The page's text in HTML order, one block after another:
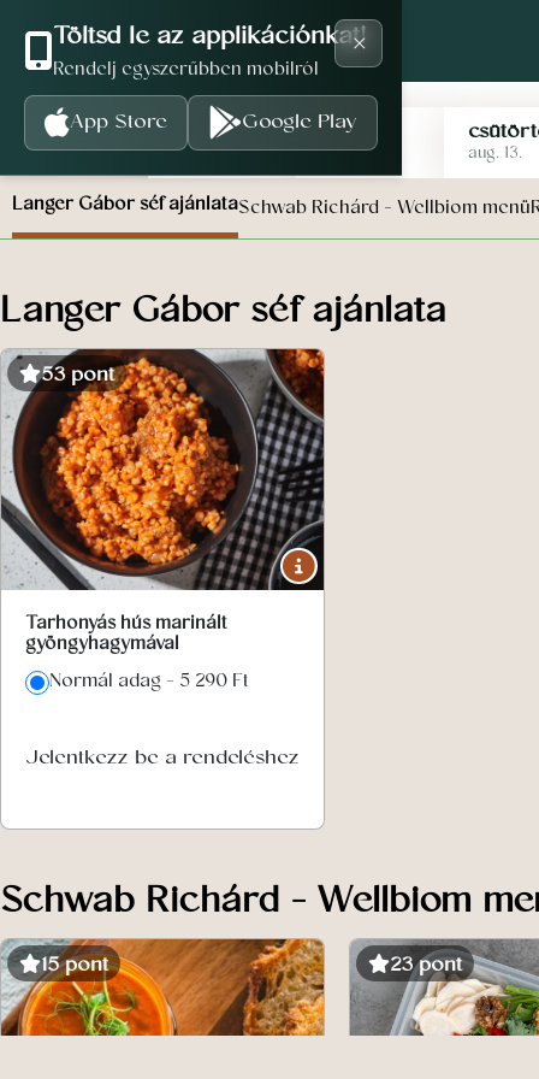
×
Töltsd le az applikációnkat!
Rendelj egyszerűbben mobilról
App Store Google Play
hétfő
aug. 10.
kedd
aug. 11.
szerda
aug. 12. aug. 13.
Langer Gábor séf ajánlataSchwab Richárd - Wellbiom menü
Langer Gábor séf ajánlata
53 pont
Tarhonyás hús marinált
gyöngyhagymával
Normál adag - 5 290 Ft
Jelentkezz be a rendeléshez
Schwab Richárd - Wellbiom
15 pont 23 pont